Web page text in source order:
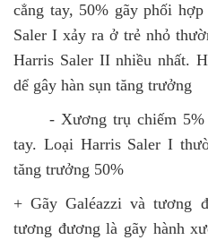
cẳng tay, 50% gãy phối
Saler I xảy ra ở trẻ nhỏ
Harris Saler II nhiều nhất.
dể gây hàn sụn tăng trưởng
- Xương trụ chiếm
tay. Loại Harris Saler I
tăng trưởng 50%
+ Gãy Galéazzi và tương
tương đương là gãy hành